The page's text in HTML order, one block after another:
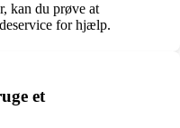
kan du prøve at
for hjælp.
et